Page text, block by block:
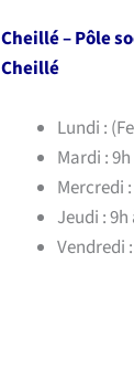
Cheillé –Pôle
Cheillé
Lundi :
Mardi :
Mercredi
Jeudi : 9h
Vendredi